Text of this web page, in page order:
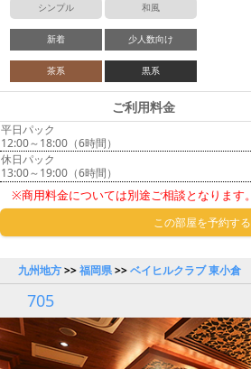
シンプル 和風
新着 少人数向け
茶系 黒系
ご利用料金
平日パック
12:00～18:00（6時間）
休日パック
13:00～19:00（6時間）
※商用料金については別途ご相談となります。
この部屋を予約する
九州地方>>福岡県>>ベイヒルクラブ 東小倉
705